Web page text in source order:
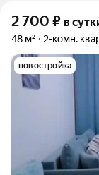
2 700 ₽ в
48 м² 2-комн.
новостройка